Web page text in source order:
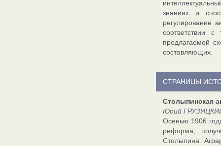
знаниях и
регулирование
соответствии
предлагаемой
составляющих.
СТРАНИЦЫ
Столыпинская
Юрий
Осенью 1906
реформа,
Столыпина.